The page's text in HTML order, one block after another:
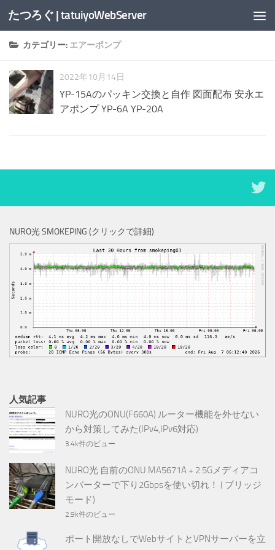
コンテンツへスキップ
たつろぐ | tatuiyoWebServer
カテゴリー: エアーポンプ
2022年10月14日
YP-15Aのパッキン交換と自作 図面配布 安永エ
アポンプ YP-6A YP-20A
NURO光 SMOKEPING (クリックで詳細)
人気記事
NURO光のONU(F660A) ルーター機能を外せない
から対策してみた(IPv4,IPv6対応)
3.4k件のビュー
NURO光 自前のONU MA5671A + 2.5Gメディアコ
ンバーターで下り2Gbpsを使い切れ！ ( ブリッジ
モード)
2.9k件のビュー
ポート開放なしでWebサイトとVPNサーバーを立